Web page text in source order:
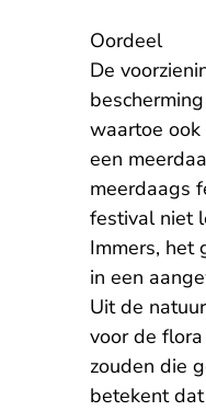
Oordeel
De
waartoe
een
meerdaags
festival niet
Immers, het
in een
Uit de
voor de
zouden die
betekent